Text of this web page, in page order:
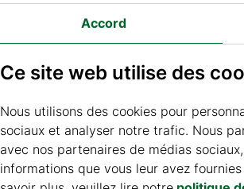
Accord
Ce site web utilise des
Nous utilisons des cookies pour
sociaux et analyser notre trafic. Nous
avec nos partenaires de médias
informations que vous leur avez